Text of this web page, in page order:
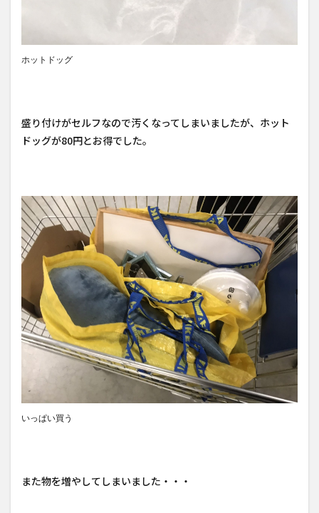
ホットドッグ
盛り付けがセルフなので汚くなってしまいましたが、ホット
ドッグが80円とお得でした。
いっぱい買う
また物を増やしてしまいました・・・